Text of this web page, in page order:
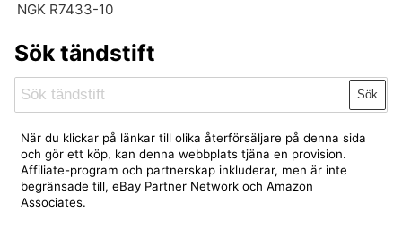
NGK R7433-10
Sök tändstift
Sök
När du klickar på länkar till olika återförsäljare på denna sida
och gör ett köp, kan denna webbplats tjäna en provision.
Affiliate-program och partnerskap inkluderar, men är inte
begränsade till, eBay Partner Network och Amazon
Associates.